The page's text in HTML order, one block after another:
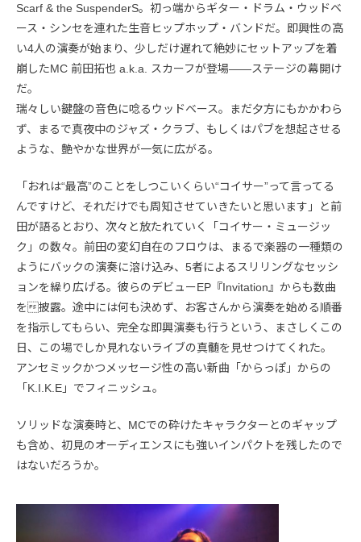
Scarf & the SuspenderS。初っ端からギター・ドラム・ウッドベ
ース・シンセを連れた生音ヒップホップ・バンドだ。即興性の高
い4人の演奏が始まり、少しだけ遅れて絶妙にセットアップを着
崩したMC 前田拓也 a.k.a. スカーフが登場――ステージの幕開け
だ。
瑞々しい鍵盤の音色に唸るウッドベース。まだ夕方にもかかわら
ず、まるで真夜中のジャズ・クラブ、もしくはパブを想起させる
ような、艶やかな世界が一気に広がる。
「おれは“最高”のことをしつこいくらい“コイサー”って言ってる
んですけど、それだけでも周知させていきたいと思います」と前
田が語るとおり、次々と放たれていく「コイサー・ミュージッ
ク」の数々。前田の変幻自在のフロウは、まるで楽器の一種類の
ようにバックの演奏に溶け込み、5者によるスリリングなセッシ
ョンを繰り広げる。彼らのデビューEP『Invitation』からも数曲
を披露。途中には何も決めず、お客さんから演奏を始める順番
を指示してもらい、完全な即興演奏も行うという、まさしくこの
日、この場でしか見れないライブの真髄を見せつけてくれた。
アンセミックかつメッセージ性の高い新曲「からっぽ」からの
「K.I.K.E」でフィニッシュ。
ソリッドな演奏時と、MCでの砕けたキャラクターとのギャップ
も含め、初見のオーディエンスにも強いインパクトを残したので
はないだろうか。